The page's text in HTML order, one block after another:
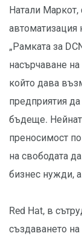
Натали
автоматизация
„Рамката за
насърчаване
който дава
предприятия
бъдеще.
преносимост
на свободата
бизнес нужди,
Red Hat, в
създаването